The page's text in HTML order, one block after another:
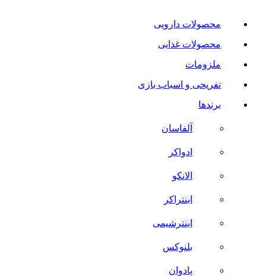
محصولات دارویی
محصولات غذایی
ملزومات
تفریحی و اسباب بازی
برندها
آلفاسان
ادواکر
الانکو
اینتراکر
اینترشیمی
بلنوکس
پادوان